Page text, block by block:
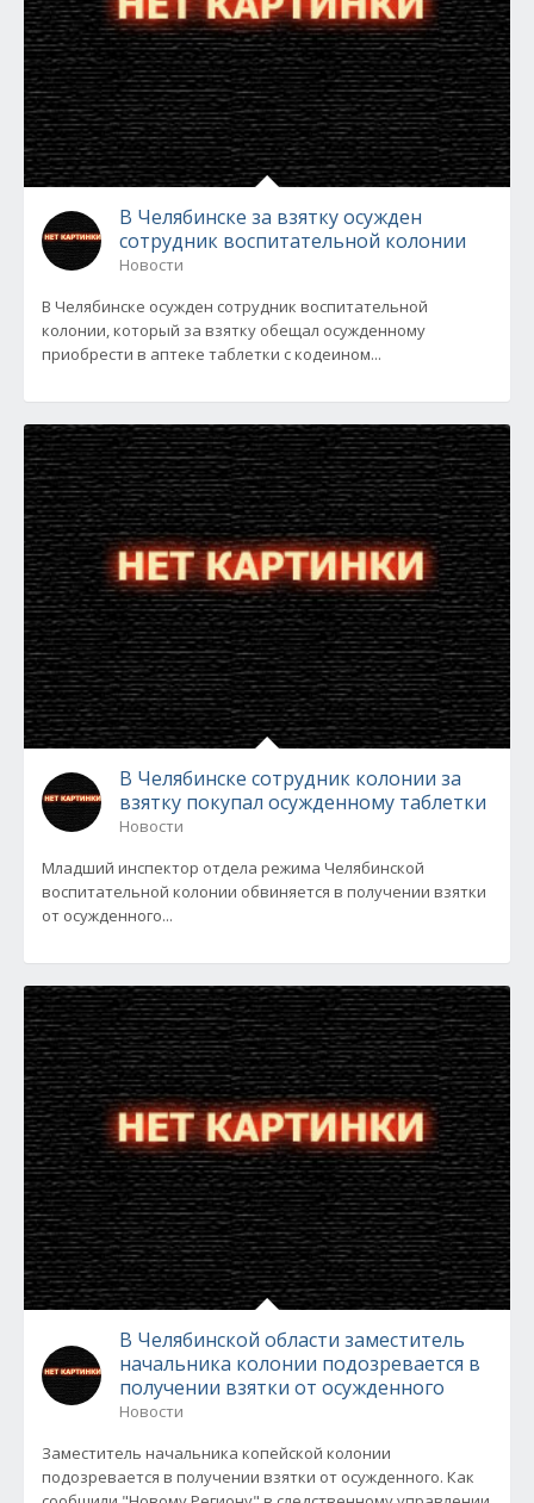
В Челябинске за взятку осужден
сотрудник воспитательной колонии
Новости
В Челябинске осужден сотрудник воспитательной
колонии, который за взятку обещал осужденному
приобрести в аптеке таблетки с кодеином...
В Челябинске сотрудник колонии за
взятку покупал осужденному таблетки
Новости
Младший инспектор отдела режима Челябинской
воспитательной колонии обвиняется в получении взятки
от осужденного...
В Челябинской области заместитель
начальника колонии подозревается в
получении взятки от осужденного
Новости
Заместитель начальника копейской колонии
подозревается в получении взятки от осужденного. Как